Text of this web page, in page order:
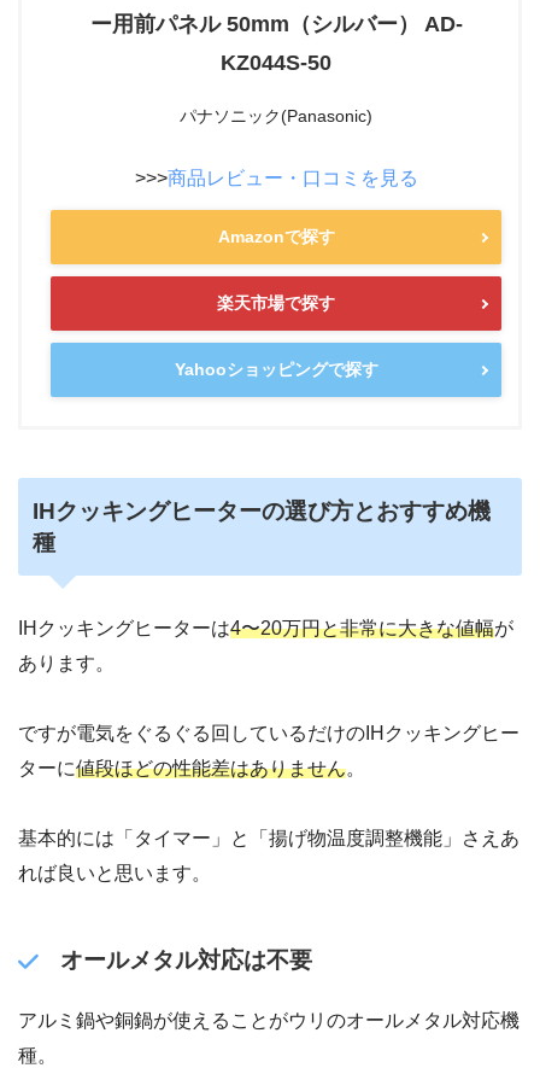
ー用前パネル 50mm（シルバー） AD-
KZ044S-50
パナソニック(Panasonic)
>>>商品レビュー・口コミを見る
Amazonで探す
楽天市場で探す
Yahooショッピングで探す
IHクッキングヒーターの選び方とおすすめ機
種
IHクッキングヒーターは4〜20万円と非常に大きな値幅が
あります。
ですが電気をぐるぐる回しているだけのIHクッキングヒー
ターに値段ほどの性能差はありません。
基本的には「タイマー」と「揚げ物温度調整機能」さえあ
れば良いと思います。
オールメタル対応は不要
アルミ鍋や銅鍋が使えることがウリのオールメタル対応機
種。